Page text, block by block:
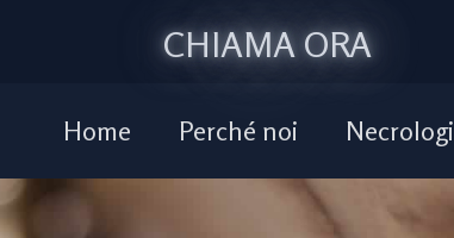
CHIAMA ORA
Home Perché noi Necrologi